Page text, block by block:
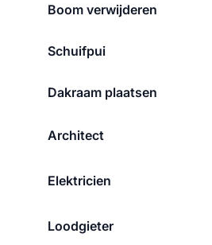
Boom verwijderen
Schuifpui
Dakraam plaatsen
Architect
Elektricien
Loodgieter